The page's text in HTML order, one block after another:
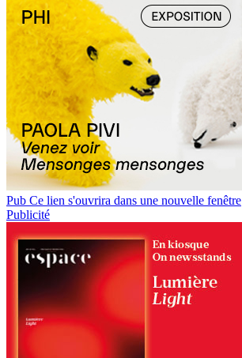
Pub Ce lien s'ouvrira dans une nouvelle fenêtre
Publicité